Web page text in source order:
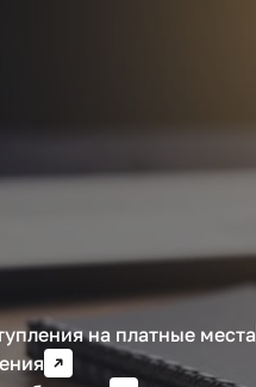
на платные места